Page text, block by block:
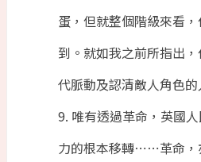
蛋，但就整個階級來看
到。就如我之前所指出
代脈動及認清敵人角色
9. 唯有透過革命，英國
力的根本移轉⋯⋯革命，